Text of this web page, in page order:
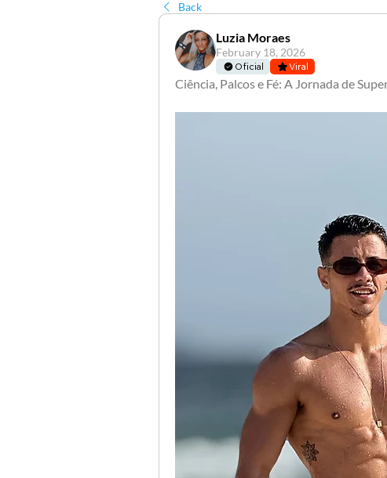
Back
Luzia Moraes
February 18, 2026
Oficial Viral
Ciência, Palcos e Fé: A Jornada de